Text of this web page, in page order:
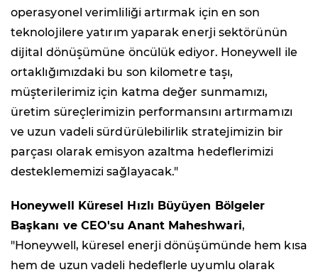
operasyonel verimliliği artırmak için en son
teknolojilere yatırım yaparak enerji sektörünün
dijital dönüşümüne öncülük ediyor. Honeywell ile
ortaklığımızdaki bu son kilometre taşı,
müşterilerimiz için katma değer sunmamızı,
üretim süreçlerimizin performansını artırmamızı
ve uzun vadeli sürdürülebilirlik stratejimizin bir
parçası olarak emisyon azaltma hedeflerimizi
desteklememizi sağlayacak."
Honeywell Küresel Hızlı Büyüyen Bölgeler
Başkanı ve CEO'su Anant Maheshwari,
"Honeywell, küresel enerji dönüşümünde hem kısa
hem de uzun vadeli hedeflerle uyumlu olarak